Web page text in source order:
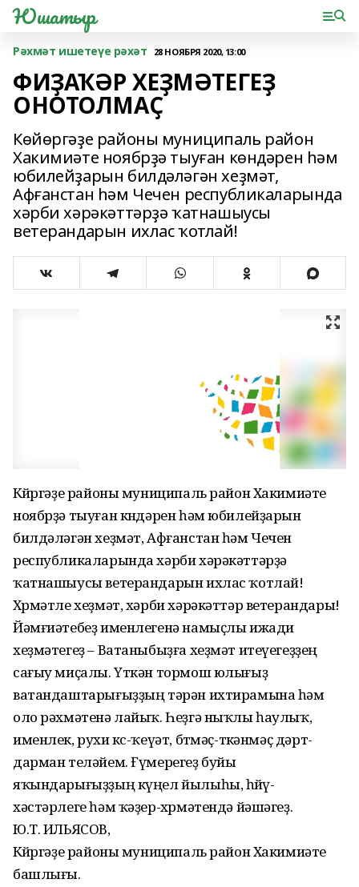
Юшатыр
Рәхмәт ишетеүе рәхәт 28 НОЯБРЯ 2020, 13:00
ФИҘАҠӘР ХЕҘМӘТЕГЕҘ
ОНОТОЛМАҪ
Көйөргәҙе районы муниципаль район
Хакимиәте ноябрҙә тыуған көндәрен һәм
юбилейҙарын билдәләгән хеҙмәт,
Афғанстан һәм Чечен республикаларында
хәрби хәрәкәттәрҙә ҡатнашыусы
ветерандарын ихлас ҡотлай!
Көйөргәҙе районы муниципаль район Хакимиәте
ноябрҙә тыуған көндәрен һәм юбилейҙарын
билдәләгән хеҙмәт, Афғанстан һәм Чечен
республикаларында хәрби хәрәкәттәрҙә
ҡатнашыусы ветерандарын ихлас ҡотлай!
Хөрмәтле хеҙмәт, хәрби хәрәкәттәр ветерандары!
Йәмғиәтебеҙ именлегенә намыҫлы ижади
хеҙмәтегеҙ – Ватаныбыҙға хеҙмәт итеүегеҙҙең
сағыу миҫалы. Үткән тормош юлығыҙ
ватандаштарығыҙҙың тәрән ихтирамына һәм
оло рәхмәтенә лайыҡ. Һеҙгә ныҡлы һаулыҡ,
именлек, рухи көс-ҡеүәт, бөтмәҫ-төкәнмәҫ дәрт-
дарман теләйем. Ғүмерегеҙ буйы
яҡындарығыҙҙың күңел йылыһы, һөйөү-
хәстәрлеге һәм ҡәҙер-хөрмәтендә йәшәгеҙ.
Ю.Т. ИЛЬЯСОВ,
Көйөргәҙе районы муниципаль район Хакимиәте
башлығы.